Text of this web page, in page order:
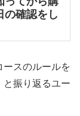
の確認をし
ースのルールを
と振り返るユー